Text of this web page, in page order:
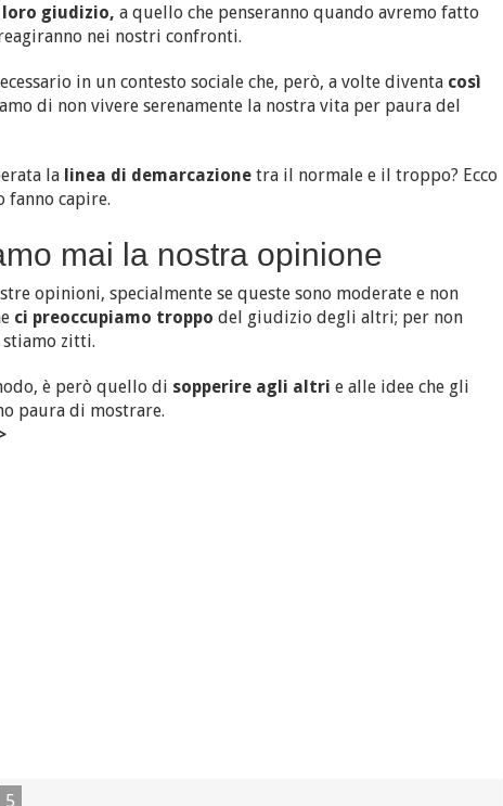
giudizio, a quello che penseranno quando avremo fatto
nei nostri confronti.
in un contesto sociale che, però, a volte diventa così
di non vivere serenamente la nostra vita per paura del
la linea di demarcazione tra il normale e il troppo? Ecco
fanno capire.
mai la nostra opinione
opinioni, specialmente se queste sono moderate e non
ci preoccupiamo troppo del giudizio degli altri; per non
zitti.
è però quello di sopperire agli altri e alle idee che gli
paura di mostrare.
5